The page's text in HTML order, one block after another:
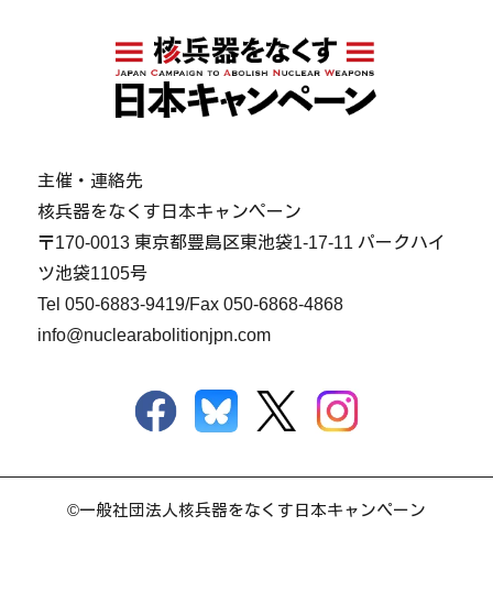
主催・連絡先
核兵器をなくす日本キャンペーン
〒170-0013 東京都豊島区東池袋1-17-11 パークハイ
ツ池袋1105号
Tel050-6883-9419/Fax 050-6868-4868
info@nuclearabolitionjpn.com
©一般社団法人核兵器をなくす日本キャンペーン